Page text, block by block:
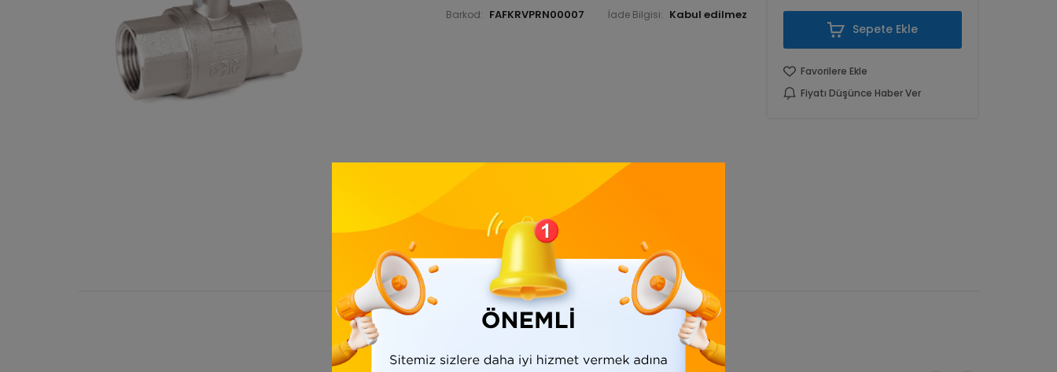
Barkod: FAFKRVPRN00007 İade Bilgisi:
Sepete Ekle
Favorilere Ekle
Fiyatı Düşünce Haber Ver
Ürün Bilgisi Yorumlar (0)